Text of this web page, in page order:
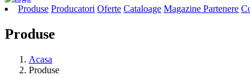
Produse Producatori Oferte Cataloage Magazine Partenere
Produse
Acasa
Produse